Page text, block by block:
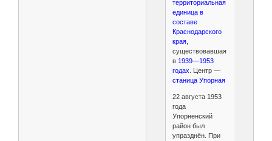
территориальная
единица в
составе
Краснодарского
края,
существовавшая
в 1939—1953
годах . Центр —
станица Упорная
22 августа 1953
года
Упорненский
район был
упразднён. При